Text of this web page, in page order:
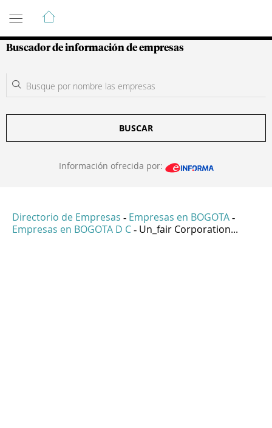
Guía de Empresas Colombianas
Buscador de información de empresas
BUSCAR
Información ofrecida por:
Directorio de Empresas - Empresas en BOGOTA -
Empresas en BOGOTA D C - Un_fair Corporation...